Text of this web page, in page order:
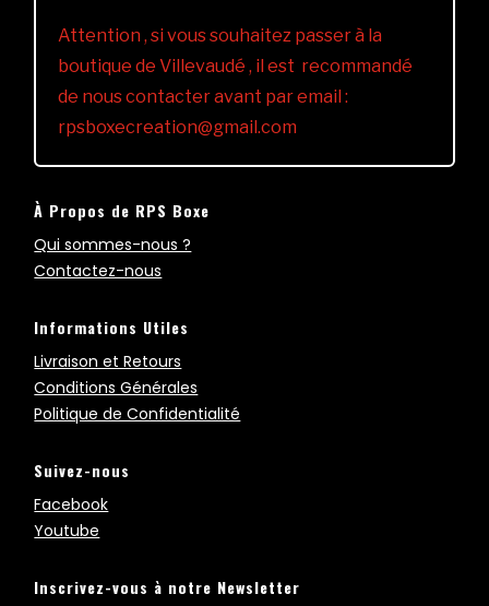
Attention , si vous souhaitez passer à la
boutique de Villevaudé , il est recommandé
de nous contacter avant par email :
rpsboxecreation@gmail.com
À Propos de RPS Boxe
Qui sommes-nous ?
Contactez-nous
Informations Utiles
Livraison et Retours
Conditions Générales
Politique de Confidentialité
Suivez-nous
Facebook
Youtube
Inscrivez-vous à notre Newsletter